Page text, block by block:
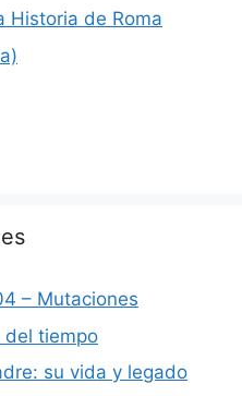
Historia de Roma
– Mutaciones
del tiempo
su vida y legado